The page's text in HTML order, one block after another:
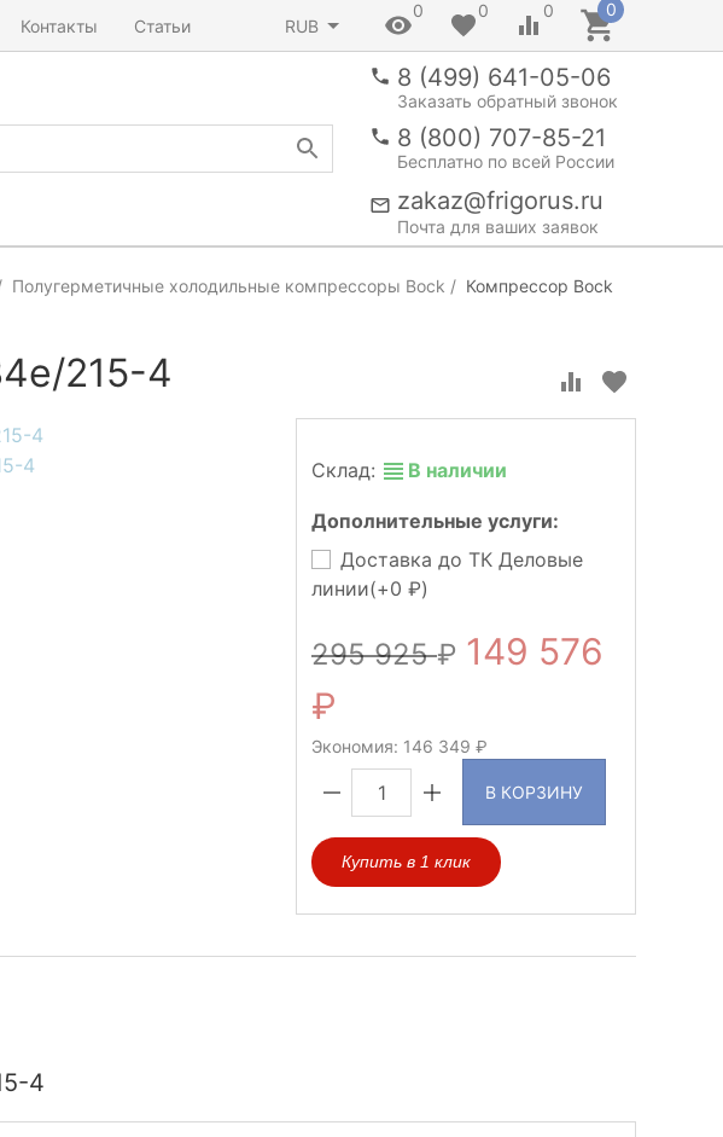
Контакты Статьи RUB
0 0 0 0
8 (499) 641-05-06
Заказать обратный звонок
8 (800) 707-85-21
Бесплатно по всей России
zakaz@frigorus.ru
Почта для ваших заявок
Полугерметичные холодильные компрессоры Bock
Компрессор Bock
215-4
Склад: В наличии
Дополнительные услуги:
Доставка до ТК Деловые
линии(+0 )
295 925 149 576
Экономия: 146 349
В КОРЗИНУ
Купить в 1 клик
4